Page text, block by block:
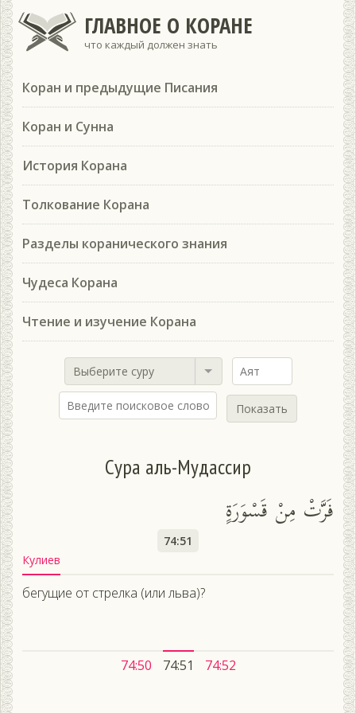
ГЛАВНОЕ О КОРАНЕ
что каждый должен знать
Коран и предыдущие Писания
Коран и Сунна
История Корана
Толкование Корана
Разделы коранического знания
Чудеса Корана
Чтение и изучение Корана
Выберите суру
Показать
Сура аль-Мудассир
فَرَّتْ مِنْ قَسْوَرَةٍ
74:51
Кулиев
бегущие от стрелка (или льва)?
74:50 74:51 74:52